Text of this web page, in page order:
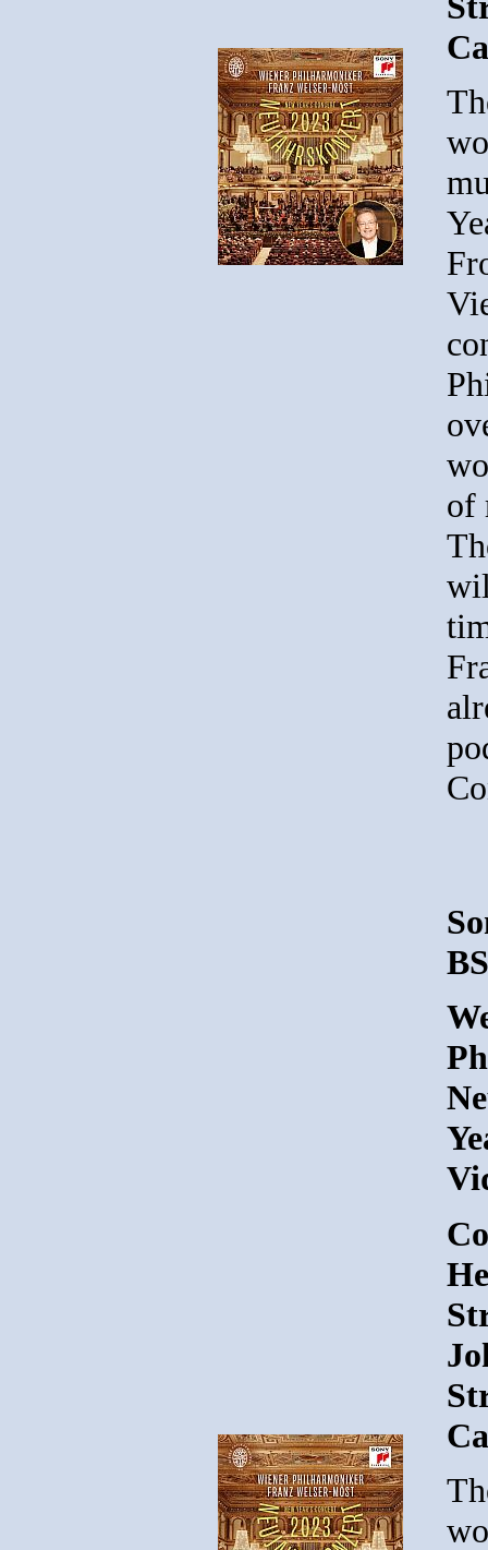
of